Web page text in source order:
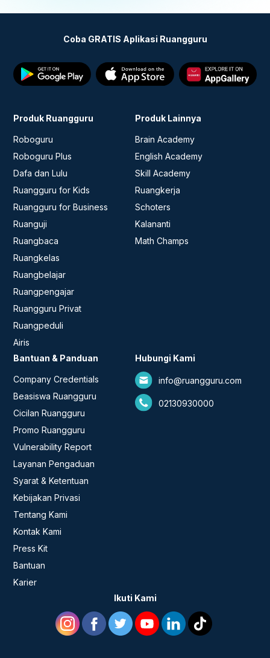
Coba GRATIS Aplikasi Ruangguru
Produk Ruangguru
Roboguru
Roboguru Plus
Dafa dan Lulu
Ruangguru for Kids
Ruangguru for Business
Ruanguji
Ruangbaca
Ruangkelas
Ruangbelajar
Ruangpengajar
Ruangguru Privat
Ruangpeduli
Airis
Produk Lainnya
Brain Academy
English Academy
Skill Academy
Ruangkerja
Schoters
Kalananti
Math Champs
Bantuan & Panduan
Company Credentials
Beasiswa Ruangguru
Cicilan Ruangguru
Promo Ruangguru
Vulnerability Report
Layanan Pengaduan
Syarat & Ketentuan
Kebijakan Privasi
Tentang Kami
Kontak Kami
Press Kit
Bantuan
Karier
Hubungi Kami
info@ruangguru.com
02130930000
Ikuti Kami